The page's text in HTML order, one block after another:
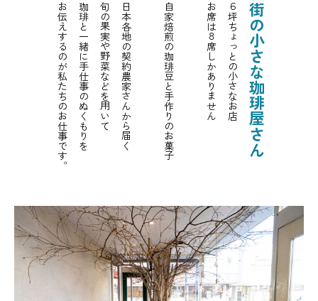
生産者・作家紹介
instagram アクセス LINE
街の小さな珈琲屋さん
６坪ちょっとの小さなお店
お席は８席しかありません
自家焙煎の珈琲豆と手作りのお菓子
日本各地の契約農家さんから届く
旬の果実や野菜などを用いて
珈琲と一緒に手仕事のぬくもりを
お伝えするのが私たちのお仕事です。